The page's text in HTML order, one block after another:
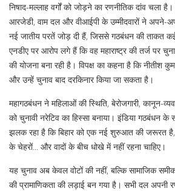
निषाद-मल्लाह वर्गों को जोड़ने का रणनीतिक दांव चला
आरजेडी, वाम दल और वीआईपी के उम्मीदवारों ने अपने-
नई जातीय परतें जोड़ दी हैं, जिससे गठबंधन की ताकत
एनडीए पर आरोप लगे हैं कि वह महाराष्ट्र की तर्ज पर
की योजना बना रही है। विपक्ष का कहना है कि नीतीश
और उन्हें चुनाव बाद दरकिनार किया जा सकता है।
महागठबंधन ने महिलाओं की स्थिति, बेरोजगारी, कानून-
को चुनावी नरेटिव का हिस्सा बनाया। इंडिया गठबंधन
झलक रहा है कि बिहार को एक नई शुरुआत की जरूरत
के चेहरों... और वादों के बीच धोखे में नहीं रहना चाहिए।
यह चुनाव अब केवल वोटों की नहीं, बल्कि सामाजिक
की प्रामाणिकता की लड़ाई बन गया है। सभी दल अपनी